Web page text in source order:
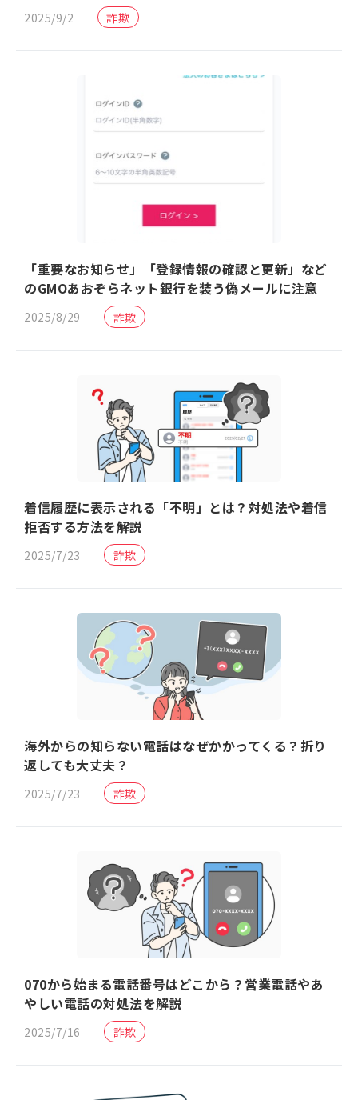
2025/9/2 詐欺
「重要なお知らせ」「登録情報の確認と更新」など
のGMOあおぞらネット銀行を装う偽メールに注意
2025/8/29 詐欺
着信履歴に表示される「不明」とは？対処法や着信
拒否する方法を解説
2025/7/23 詐欺
海外からの知らない電話はなぜかかってくる？折り
返しても大丈夫？
2025/7/23 詐欺
070から始まる電話番号はどこから？営業電話やあ
やしい電話の対処法を解説
2025/7/16 詐欺